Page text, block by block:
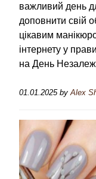
важливий день
доповнити свій
цікавим
інтернету у
на День
01.01.2025by Alex